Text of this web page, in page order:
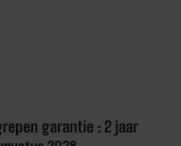
garantie : 2 jaar